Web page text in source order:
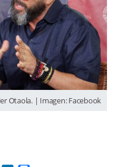
Otaola. | Imagen: Facebook